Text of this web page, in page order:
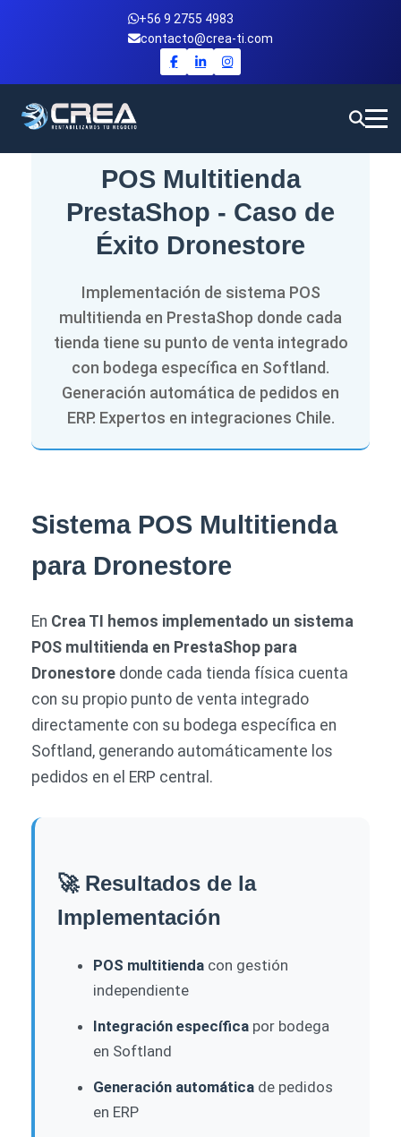
+56 9 2755 4983
contacto@crea-ti.com
POS Multitienda
PrestaShop - Caso de
Éxito Dronestore
Implementación de sistema POS
multitienda en PrestaShop donde cada
tienda tiene su punto de venta integrado
con bodega específica en Softland.
Generación automática de pedidos en
ERP. Expertos en integraciones Chile.
Sistema POS Multitienda
para Dronestore
En Crea TI hemos implementado un sistema
POS multitienda en PrestaShop para
Dronestore donde cada tienda física cuenta
con su propio punto de venta integrado
directamente con su bodega específica en
Softland, generando automáticamente los
pedidos en el ERP central.
🚀 Resultados de la
Implementación
POS multitienda con gestión
independiente
Integración específica por bodega
en Softland
Generación automática de pedidos
en ERP